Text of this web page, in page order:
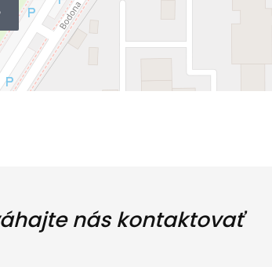
nás kontaktovať